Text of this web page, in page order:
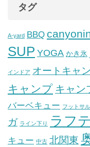
タグ
A-yard BBQ
SUP YOGA かき氷
インドア オートキャ
キャンプ キャン
バーベキュー フットサル
ガ ライン下り ラフ
キュー 中古 北関東